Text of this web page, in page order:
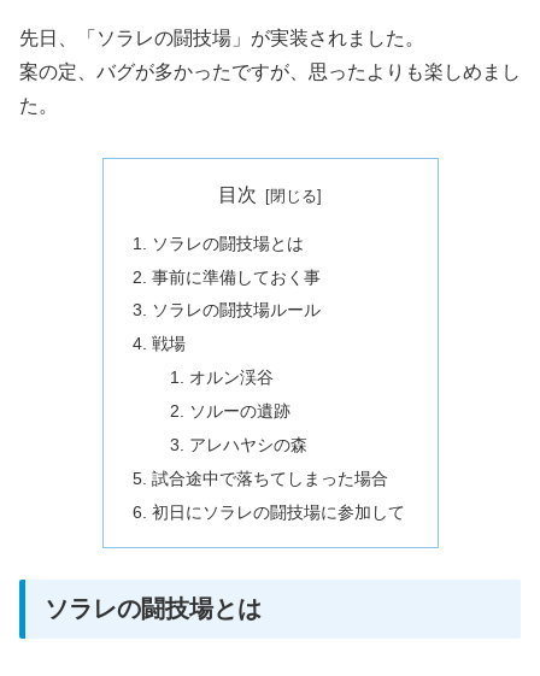
先日、「ソラレの闘技場」が実装されました。
案の定、バグが多かったですが、思ったよりも楽しめまし
た。
目次
ソラレの闘技場とは
事前に準備しておく事
ソラレの闘技場ルール
戦場
オルン渓谷
ソルーの遺跡
アレハヤシの森
試合途中で落ちてしまった場合
初日にソラレの闘技場に参加して
ソラレの闘技場とは